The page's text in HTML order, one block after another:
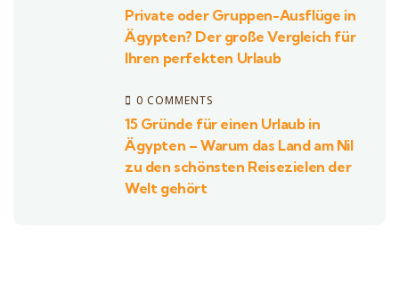
Private oder Gruppen-Ausflüge in
Ägypten? Der große Vergleich für
Ihren perfekten Urlaub
0 COMMENTS
15 Gründe für einen Urlaub in
Ägypten – Warum das Land am Nil
zu den schönsten Reisezielen der
Welt gehört